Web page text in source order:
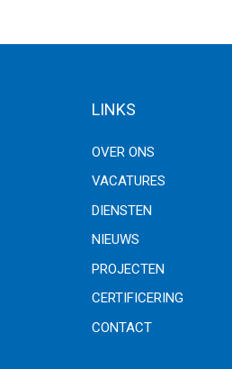
LINKS
OVER ONS
VACATURES
DIENSTEN
NIEUWS
PROJECTEN
CERTIFICERING
CONTACT